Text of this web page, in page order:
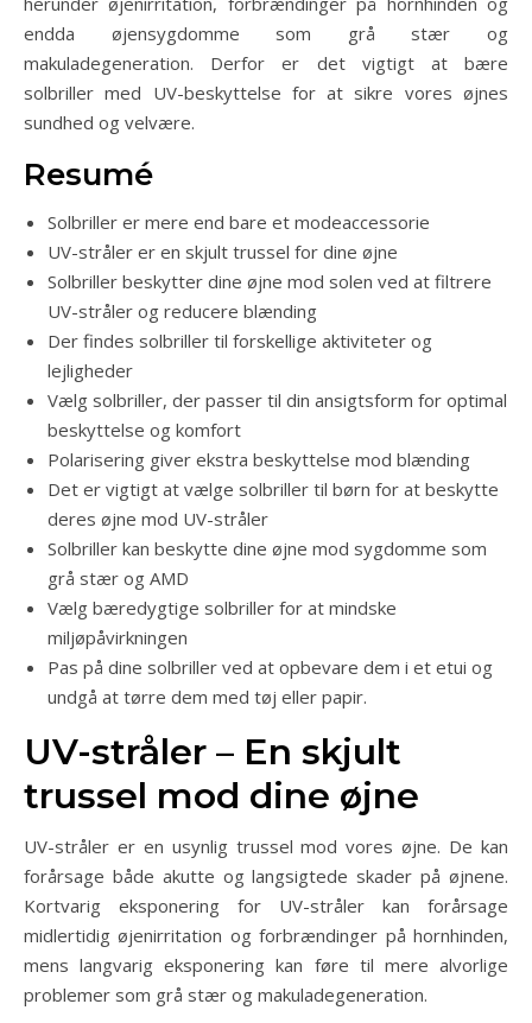
endda øjensygdomme som grå stær og
makuladegeneration. Derfor er det vigtigt at bære
solbriller med UV-beskyttelse for at sikre vores øjnes
sundhed og velvære.
Resumé
Solbriller er mere end bare et modeaccessorie
UV-stråler er en skjult trussel for dine øjne
Solbriller beskytter dine øjne mod solen ved at filtrere
UV-stråler og reducere blænding
Der findes solbriller til forskellige aktiviteter og
lejligheder
Vælg solbriller, der passer til din ansigtsform for optimal
beskyttelse og komfort
Polarisering giver ekstra beskyttelse mod blænding
Det er vigtigt at vælge solbriller til børn for at beskytte
deres øjne mod UV-stråler
Solbriller kan beskytte dine øjne mod sygdomme som
grå stær og AMD
Vælg bæredygtige solbriller for at mindske
miljøpåvirkningen
Pas på dine solbriller ved at opbevare dem i et etui og
undgå at tørre dem med tøj eller papir.
UV-stråler – En skjult
trussel mod dine øjne
UV-stråler er en usynlig trussel mod vores øjne. De kan
forårsage både akutte og langsigtede skader på øjnene.
Kortvarig eksponering for UV-stråler kan forårsage
midlertidig øjenirritation og forbrændinger på hornhinden,
mens langvarig eksponering kan føre til mere alvorlige
problemer som grå stær og makuladegeneration.